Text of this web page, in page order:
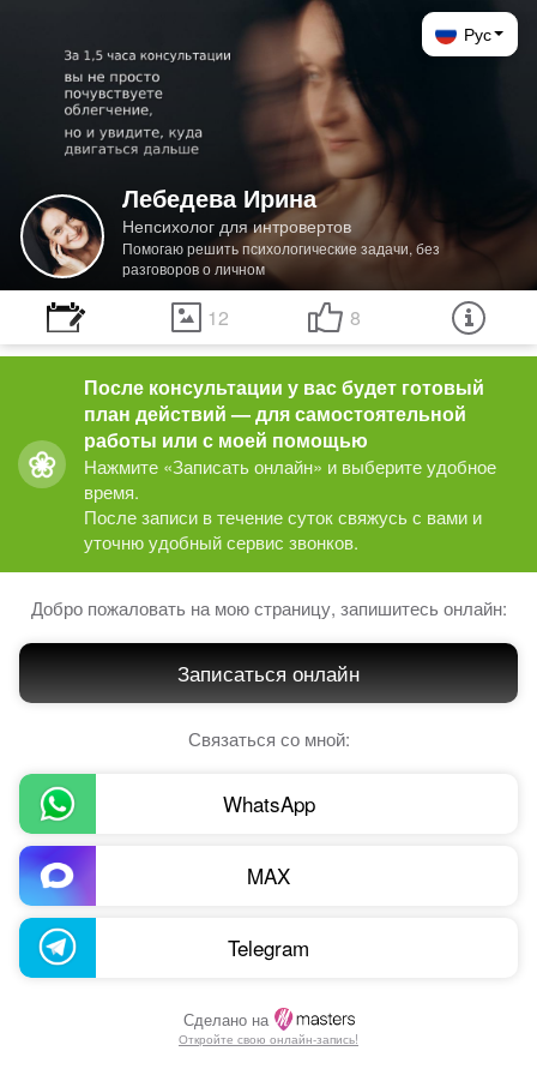
Рус
Лебедева Ирина
Непсихолог для интровертов
Помогаю решить психологические задачи, без
разговоров о личном
12 8
После консультации у вас будет готовый
план действий — для самостоятельной
работы или с моей помощью
Нажмите «Записать онлайн» и выберите удобное
время.
После записи в течение суток свяжусь с вами и
уточню удобный сервис звонков.
Добро пожаловать на мою страницу, запишитесь онлайн:
Записаться онлайн
Связаться со мной:
WhatsApp
MAX
Telegram
Сделано на
Откройте свою онлайн-запись!